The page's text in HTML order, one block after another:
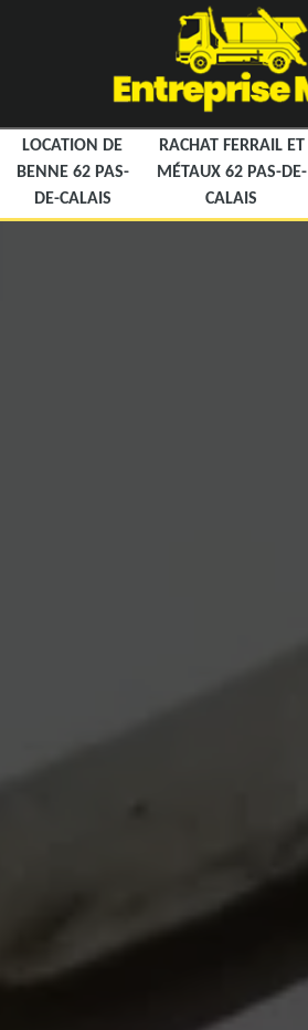
LOCATION DE
BENNE 62 PAS-
DE-CALAIS
RACHAT FERRAIL ET
MÉTAUX 62 PAS-DE-
CALAIS